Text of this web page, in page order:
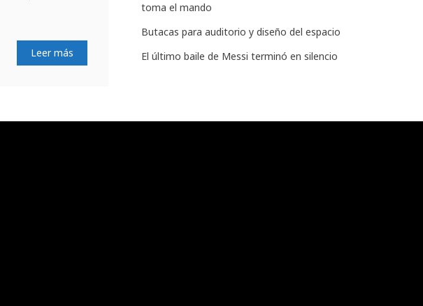
Leer más
toma el mando
Butacas para auditorio y diseño del espacio
El último baile de Messi terminó en silencio